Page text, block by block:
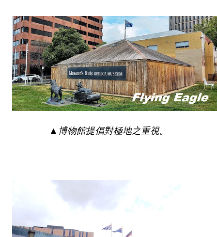
▲ 博物館提倡對極地之重視。